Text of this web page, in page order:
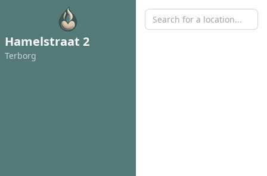
Hamelstraat 2
Terborg